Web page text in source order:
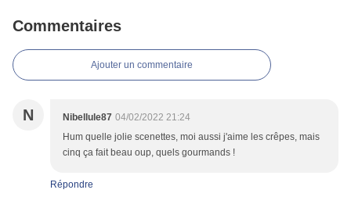
Commentaires
Ajouter un commentaire
N Nibellule87 04/02/2022 21:24
Hum quelle jolie scenettes, moi aussi j'aime les crêpes, mais
cinq ça fait beau oup, quels gourmands !
Répondre